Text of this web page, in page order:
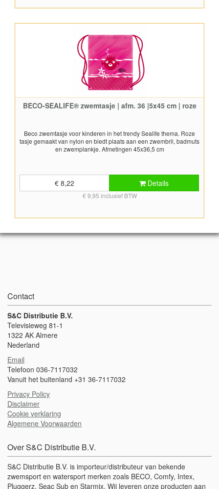
BECO-SEALIFE® zwemtasje | afm. 36 |5x45 cm | roze
Beco zwemtasje voor kinderen in het trendy Sealife thema. Roze
tasje gemaakt van nylon en biedt plaats aan een zwembril, badmuts
en zwemplankje. Afmetingen 45x36,5 cm
€ 8,22 Details
€ 9,95 inclusief BTW
Contact
S&C Distributie B.V.
Televisieweg 81-1
1322 AK Almere
Nederland
Email
Telefoon 036-7117032
Vanuit het buitenland +31 36-7117032
Privacy Policy
Disclaimer
Cookie verklaring
Algemene Voorwaarden
Over S&C Distributie B.V.
S&C Distributie B.V. is importeur/distributeur van bekende
zwemsport en watersport merken zoals BECO, Comfy, Intex,
Pluggerz, Seac Sub en Starmix. Wij leveren onze producten aan